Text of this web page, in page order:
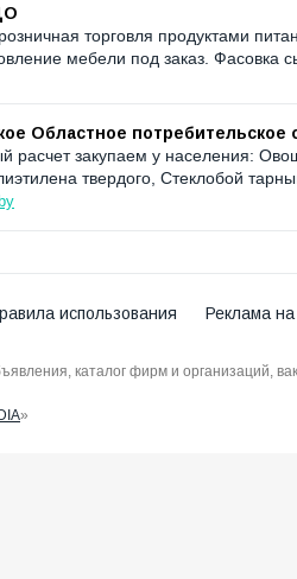
торговля продуктами
мебели под заказ. Фасовка
Областное
расчет закупаем у населения:
твердого, Стеклобой
использования Реклама
каталог фирм и организаций,
»